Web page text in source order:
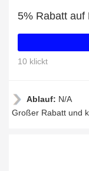
5% Rabatt auf
10 klickt
Ablauf: N/A
Großer Rabatt und